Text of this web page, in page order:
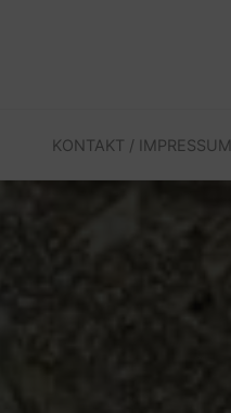
KONTAKT / IMPRESSUM